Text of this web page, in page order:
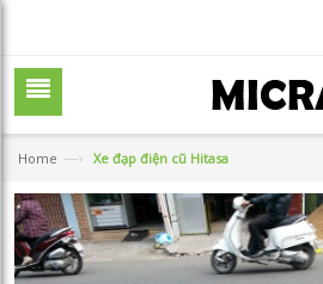
Home —› Xe đạp điện cũ Hitasa